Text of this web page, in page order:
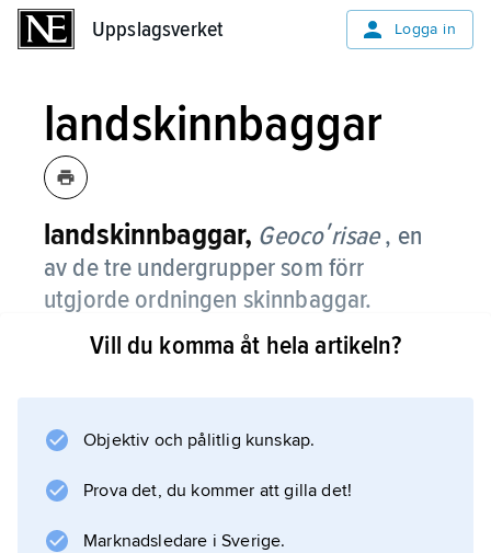
Uppslagsverket Logga in
landskinnbaggar
landskinnbaggar, Geocoʹrisae , en
av de tre undergrupper som förr
utgjorde ordningen skinnbaggar.
Information om artikeln
Vill du komma åt hela artikeln?
Objektiv och pålitlig kunskap.
Prova det, du kommer att gilla det!
Marknadsledare i Sverige.